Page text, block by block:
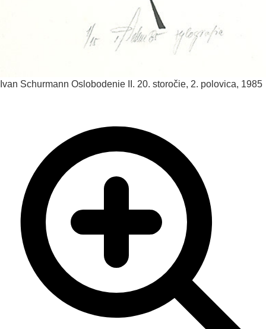
Ivan Schurmann Oslobodenie II. 20. storočie, 2. polovica, 1985